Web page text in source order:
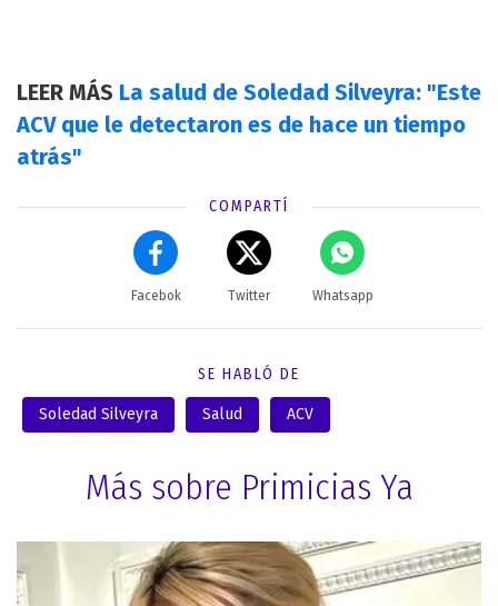
LEER MÁS La salud de Soledad Silveyra: "Este
ACV que le detectaron es de hace un tiempo
atrás"
COMPARTÍ
Facebok Twitter Whatsapp
SE HABLÓ DE
Soledad Silveyra Salud ACV
Más sobre Primicias Ya